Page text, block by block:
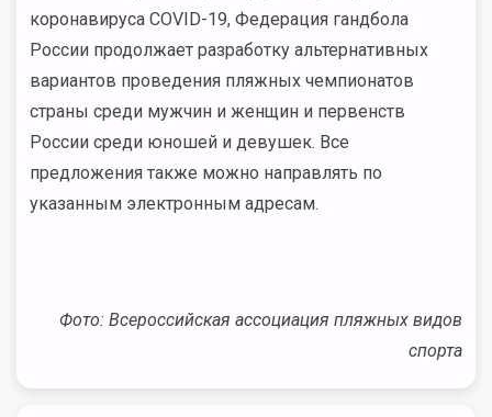
коронавируса COVID-19, Федерация гандбола
России продолжает разработку альтернативных
вариантов проведения пляжных чемпионатов
страны среди мужчин и женщин и первенств
России среди юношей и девушек. Все
предложения также можно направлять по
указанным электронным адресам.
Фото: Всероссийская ассоциация пляжных видов
спорта